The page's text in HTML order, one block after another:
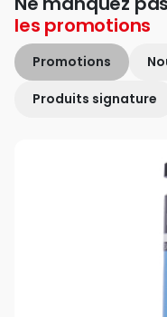
les promotions
Promotions
Produits signature